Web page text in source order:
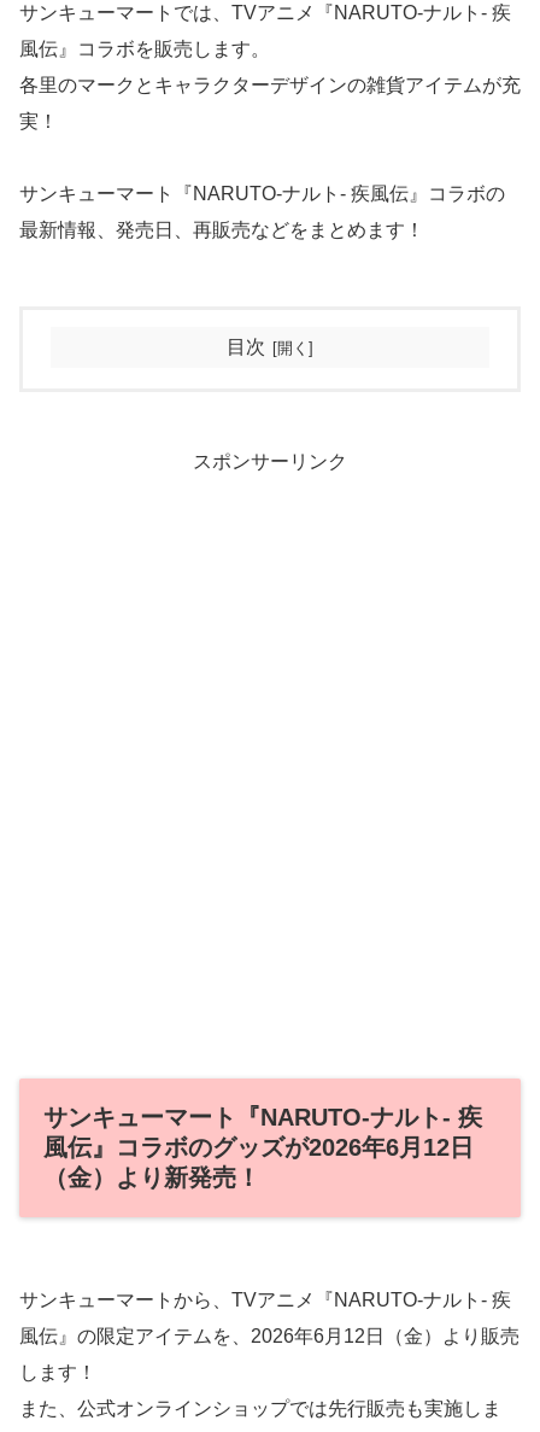
サンキューマートでは、TVアニメ『NARUTO-ナルト- 疾
風伝』コラボを販売します。
各里のマークとキャラクターデザインの雑貨アイテムが充
実！
サンキューマート『NARUTO-ナルト- 疾風伝』コラボの
最新情報、発売日、再販売などをまとめます！
目次
スポンサーリンク
サンキューマート『NARUTO-ナルト- 疾
風伝』コラボのグッズが2026年6月12日
（金）より新発売！
サンキューマートから、TVアニメ『NARUTO-ナルト- 疾
風伝』の限定アイテムを、2026年6月12日（金）より販売
します！
また、公式オンラインショップでは先行販売も実施しま